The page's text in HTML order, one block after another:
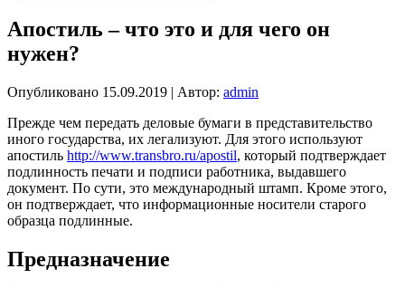
Апостиль – что это и для чего он
нужен?
Опубликовано 15.09.2019 | Автор: admin
Прежде чем передать деловые бумаги в представительство
иного государства, их легализуют. Для этого используют
апостиль http://www.transbro.ru/apostil, который подтверждает
подлинность печати и подписи работника, выдавшего
документ. По сути, это международный штамп. Кроме этого,
он подтверждает, что информационные носители старого
образца подлинные.
Предназначение